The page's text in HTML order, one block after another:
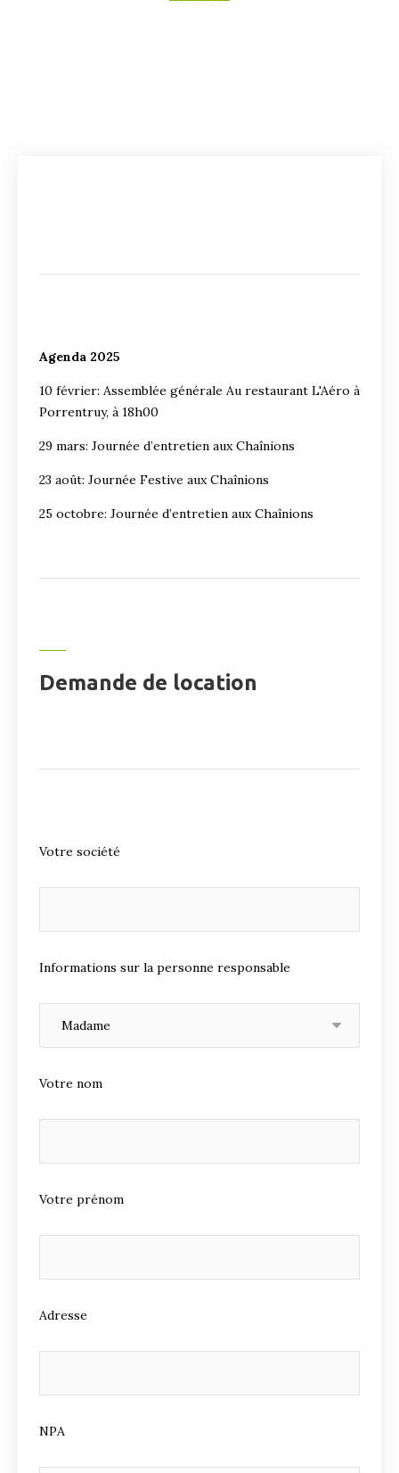
Agenda 2025
10 février: Assemblée générale Au restaurant L'Aéro à
Porrentruy, à 18h00
29 mars: Journée d’entretien aux Chaînions
23 août: Journée Festive aux Chaînions
25 octobre: Journée d’entretien aux Chaînions
Demande de location
Votre société
Informations sur la personne responsable
Votre nom
Votre prénom
Adresse
NPA